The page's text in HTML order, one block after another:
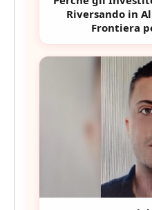
Riversando in
Frontiera